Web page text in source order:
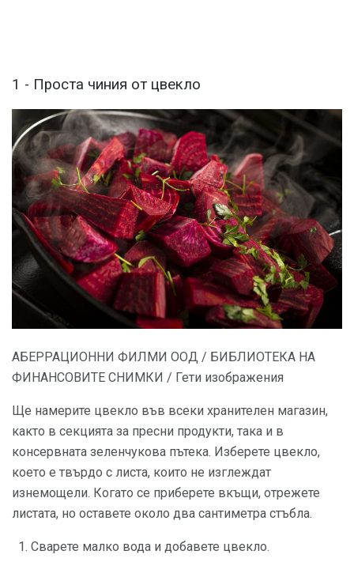
1 - Проста чиния от цвекло
АБЕРРАЦИОННИ ФИЛМИ ООД / БИБЛИОТЕКА НА
ФИНАНСОВИТЕ СНИМКИ / Гети изображения
Ще намерите цвекло във всеки хранителен магазин,
както в секцията за пресни продукти, така и в
консервната зеленчукова пътека. Изберете цвекло,
което е твърдо с листа, които не изглеждат
изнемощели. Когато се приберете вкъщи, отрежете
листата, но оставете около два сантиметра стъбла.
Сварете малко вода и добавете цвекло.